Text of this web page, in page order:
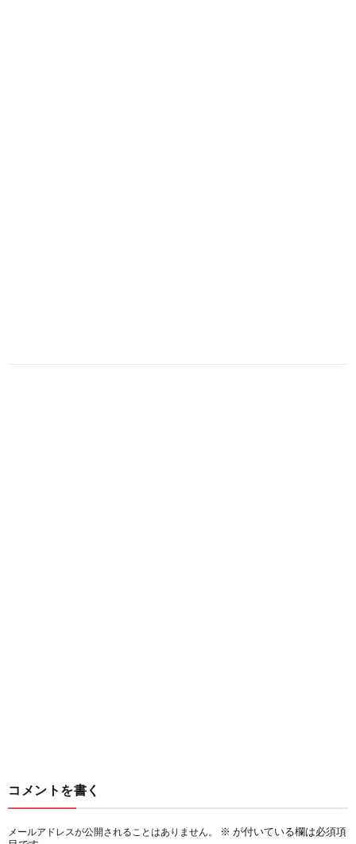
コメントを書く
メールアドレスが公開されることはありません。 ※ が付いている欄は必須項